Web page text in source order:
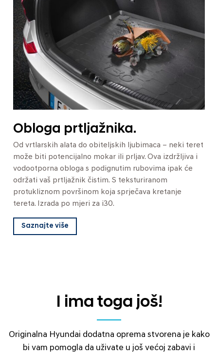
Obloga prtljažnika.
Od vrtlarskih alata do obiteljskih ljubimaca – neki teret
može biti potencijalno mokar ili prljav. Ova izdržljiva i
vodootporna obloga s podignutim rubovima ipak će
održati vaš prtljažnik čistim. S teksturiranom
protukliznom površinom koja sprječava kretanje
tereta. Izrada po mjeri za i30.
Saznajte više
I ima toga još!
Originalna Hyundai dodatna oprema stvorena je kako
bi vam pomogla da uživate u još većoj zabavi i